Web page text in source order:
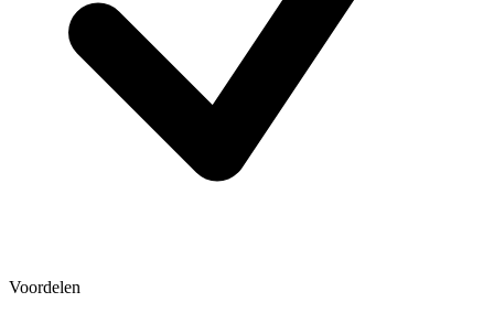
Voordelen